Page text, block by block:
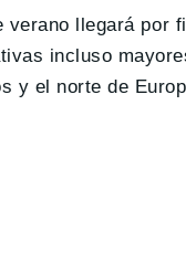
verano llegará por
incluso
y el norte de